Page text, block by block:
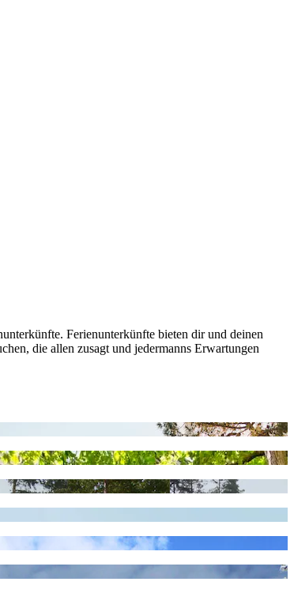
Ferienunterkünfte bieten dir und deinen
die allen zusagt und jedermanns Erwartungen